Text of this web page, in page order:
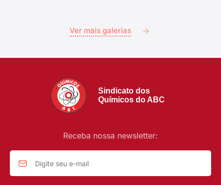
Ver mais galerias
Sindicato dos
Químicos do ABC
Receba nossa newsletter: